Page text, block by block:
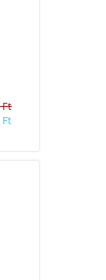
Ft
Ft